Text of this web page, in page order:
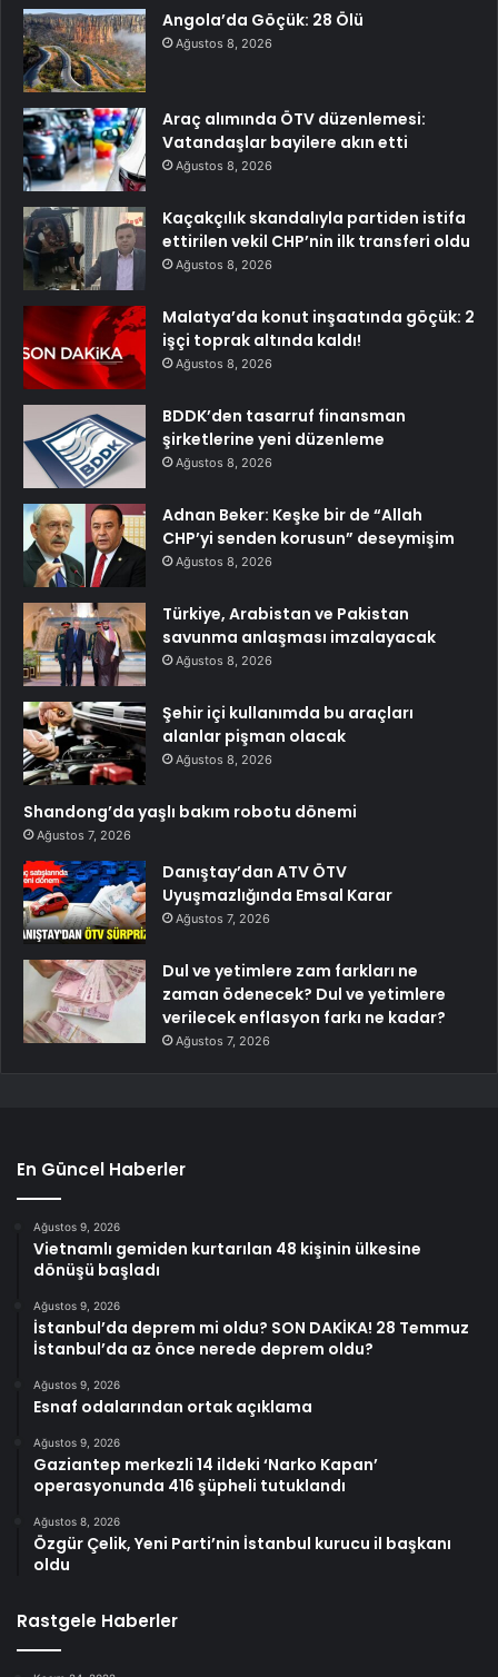
Angola’da Göçük: 28 Ölü
Ağustos 8, 2026
Araç alımında ÖTV düzenlemesi:
Vatandaşlar bayilere akın etti
Ağustos 8, 2026
Kaçakçılık skandalıyla partiden istifa
ettirilen vekil CHP’nin ilk transferi oldu
Ağustos 8, 2026
Malatya’da konut inşaatında göçük: 2
işçi toprak altında kaldı!
Ağustos 8, 2026
BDDK’den tasarruf finansman
şirketlerine yeni düzenleme
Ağustos 8, 2026
Adnan Beker: Keşke bir de “Allah
CHP’yi senden korusun” deseymişim
Ağustos 8, 2026
Türkiye, Arabistan ve Pakistan
savunma anlaşması imzalayacak
Ağustos 8, 2026
Şehir içi kullanımda bu araçları
alanlar pişman olacak
Ağustos 8, 2026
Shandong’da yaşlı bakım robotu dönemi
Ağustos 7, 2026
Danıştay’dan ATV ÖTV
Uyuşmazlığında Emsal Karar
Ağustos 7, 2026
Dul ve yetimlere zam farkları ne
zaman ödenecek? Dul ve yetimlere
verilecek enflasyon farkı ne kadar?
Ağustos 7, 2026
En Güncel Haberler
Ağustos 9, 2026
Vietnamlı gemiden kurtarılan 48 kişinin ülkesine
dönüşü başladı
Ağustos 9, 2026
İstanbul’da deprem mi oldu? SON DAKİKA! 28 Temmuz
İstanbul’da az önce nerede deprem oldu?
Ağustos 9, 2026
Esnaf odalarından ortak açıklama
Ağustos 9, 2026
Gaziantep merkezli 14 ildeki ‘Narko Kapan’
operasyonunda 416 şüpheli tutuklandı
Ağustos 8, 2026
Özgür Çelik, Yeni Parti’nin İstanbul kurucu il başkanı
oldu
Rastgele Haberler